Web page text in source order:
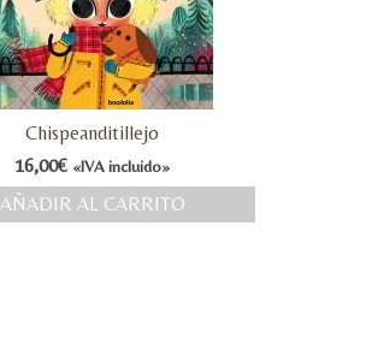
Chispeanditillejo
16,00€ «IVA incluido»
AÑADIR AL CARRITO